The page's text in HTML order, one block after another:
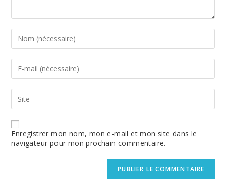
Enter
your
name
or
username
to
comment
Enter
your
email
address
to
comment
Enter
your
website
URL
(optional)
Enregistrer mon nom, mon e-mail et mon site dans le
navigateur pour mon prochain commentaire.